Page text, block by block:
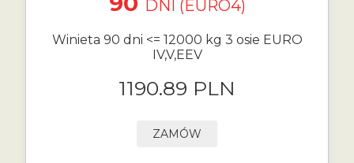
DNI (EURO4)
Winieta 90 dni <= 12000 kg 3 osie EURO
IV,V,EEV
1190.89 PLN
ZAMÓW